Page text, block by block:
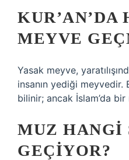
KUR’AN’DA
MEYVE
Yasak meyve,
insanın yediği meyvedir.
bilinir; ancak İslam’da
MUZ HANGI
GEÇIYOR?